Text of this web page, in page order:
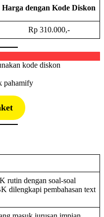
Harga dengan Kode Diskon
Rp 310.000,-
kode diskon
rutin dengan soal-soal
dilengkapi pembahasan text